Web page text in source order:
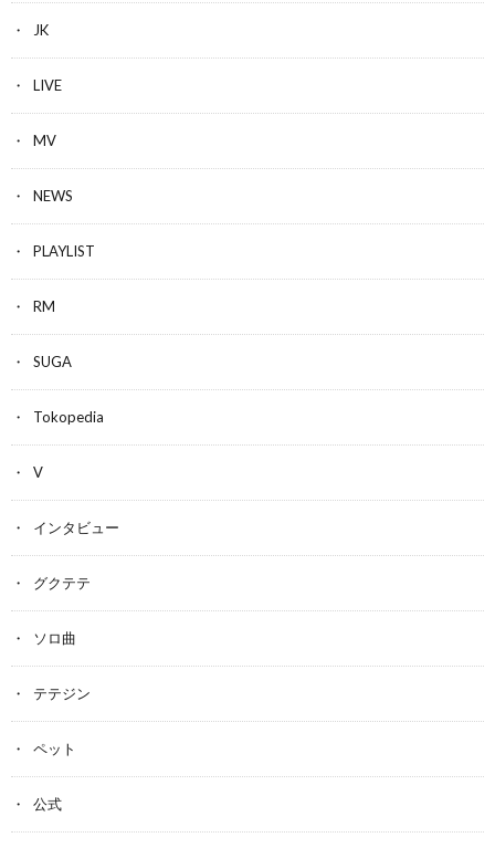
JK
LIVE
MV
NEWS
PLAYLIST
RM
SUGA
Tokopedia
V
インタビュー
グクテテ
ソロ曲
テテジン
ペット
公式